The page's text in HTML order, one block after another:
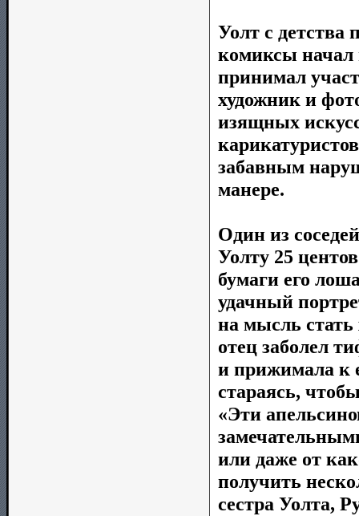
Уолт с детства
комиксы начал
принимал
художник и
изящных
забавным
манере.
Один из
Уолту 25
бумаги его
удачный
на мысль стать
отец заболел
и прижимала к
стараясь,
«Эти
или даже от
получить
сестра Уолта,